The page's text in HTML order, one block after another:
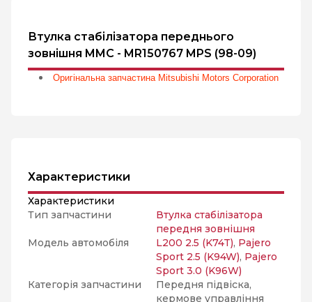
Втулка стабілізатора переднього
зовнішня MMC - MR150767 MPS (98-09)
Оригінальна запчастина Mitsubishi Motors Corporation
Характеристики
Характеристики
Тип запчастини
Втулка стабілізатора
передня зовнішня
Модель автомобіля
L200 2.5 (K74T), Pajero
Sport 2.5 (K94W), Pajero
Sport 3.0 (K96W)
Категорія запчастини
Передня підвіска,
кермове управління